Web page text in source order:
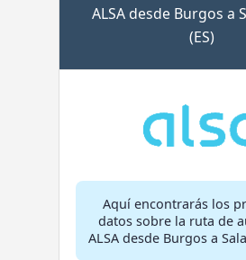
ALSA desde Burgos a
(ES)
Aquí encontrarás los
datos sobre la ruta de
ALSA desde Burgos a